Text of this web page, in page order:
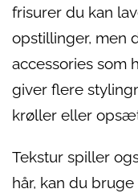
frisurer du kan
opstillinger, men
accessories som
giver flere
krøller eller
Tekstur spiller
hår, kan du